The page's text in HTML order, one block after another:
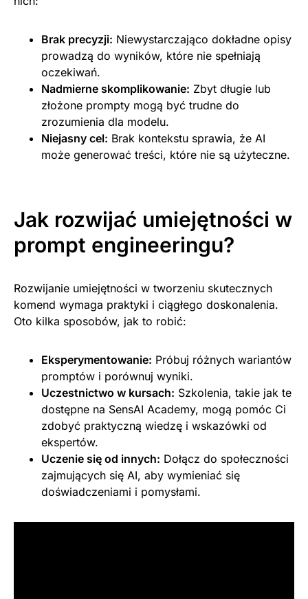
Brak precyzji: Niewystarczająco dokładne opisy
prowadzą do wyników, które nie spełniają
oczekiwań.
Nadmierne skomplikowanie: Zbyt długie lub
złożone prompty mogą być trudne do
zrozumienia dla modelu.
Niejasny cel: Brak kontekstu sprawia, że AI
może generować treści, które nie są użyteczne.
Jak rozwijać umiejętności w
prompt engineeringu?
Rozwijanie umiejętności w tworzeniu skutecznych
komend wymaga praktyki i ciągłego doskonalenia.
Oto kilka sposobów, jak to robić:
Eksperymentowanie: Próbuj różnych wariantów
promptów i porównuj wyniki.
Uczestnictwo w kursach: Szkolenia, takie jak te
dostępne na SensAI Academy, mogą pomóc Ci
zdobyć praktyczną wiedzę i wskazówki od
ekspertów.
Uczenie się od innych: Dołącz do społeczności
zajmujących się AI, aby wymieniać się
doświadczeniami i pomysłami.